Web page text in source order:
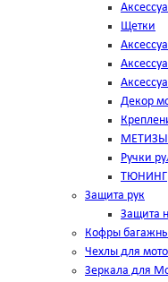
Щетки
Декор
МЕТИЗЫ
Ручки
ТЮНИНГ
Защита рук
Защита
Кофры
Чехлы для
Зеркала для